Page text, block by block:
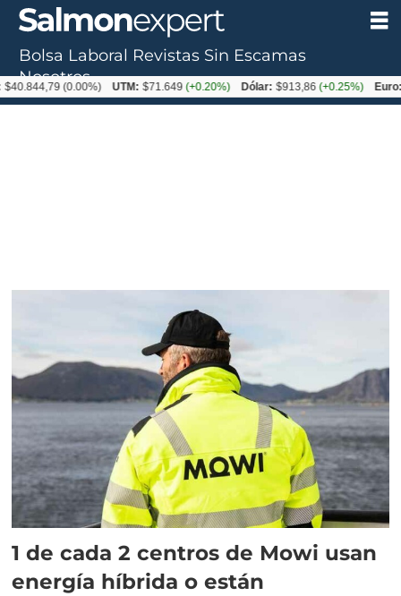
Tag:
reporte
1 de cada 2 centros de Mowi usan
energía híbrida o están
Bolsa Laboral Revistas Sin Escamas
Nosotros
(0.00%) UTM: $71.649(+0.20%) Dólar: $913,86(+0.25%) Euro: